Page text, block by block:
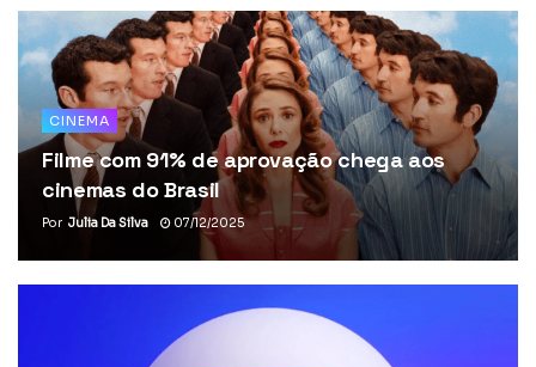
CINEMA
Filme com 91% de aprovação chega aos
cinemas do Brasil
Por Julia Da Silva 07/12/2025